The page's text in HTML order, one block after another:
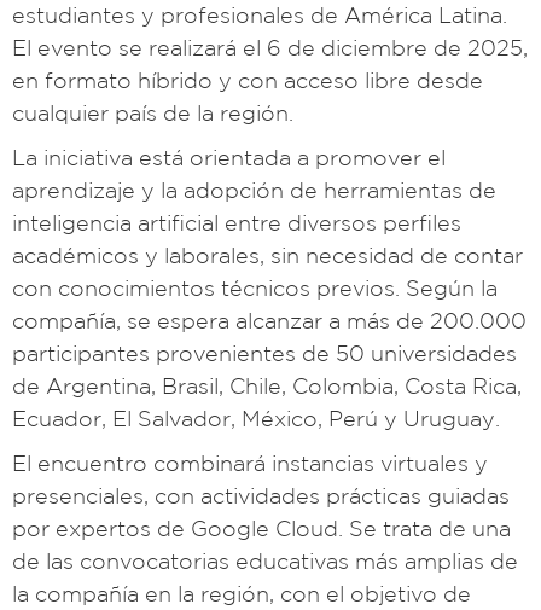
estudiantes y profesionales de América Latina.
El evento se realizará el 6 de diciembre de 2025,
en formato híbrido y con acceso libre desde
cualquier país de la región.
La iniciativa está orientada a promover el
aprendizaje y la adopción de herramientas de
inteligencia artificial entre diversos perfiles
académicos y laborales, sin necesidad de contar
con conocimientos técnicos previos. Según la
compañía, se espera alcanzar a más de 200.000
participantes provenientes de 50 universidades
de Argentina, Brasil, Chile, Colombia, Costa Rica,
Ecuador, El Salvador, México, Perú y Uruguay.
El encuentro combinará instancias virtuales y
presenciales, con actividades prácticas guiadas
por expertos de Google Cloud. Se trata de una
de las convocatorias educativas más amplias de
la compañía en la región, con el objetivo de